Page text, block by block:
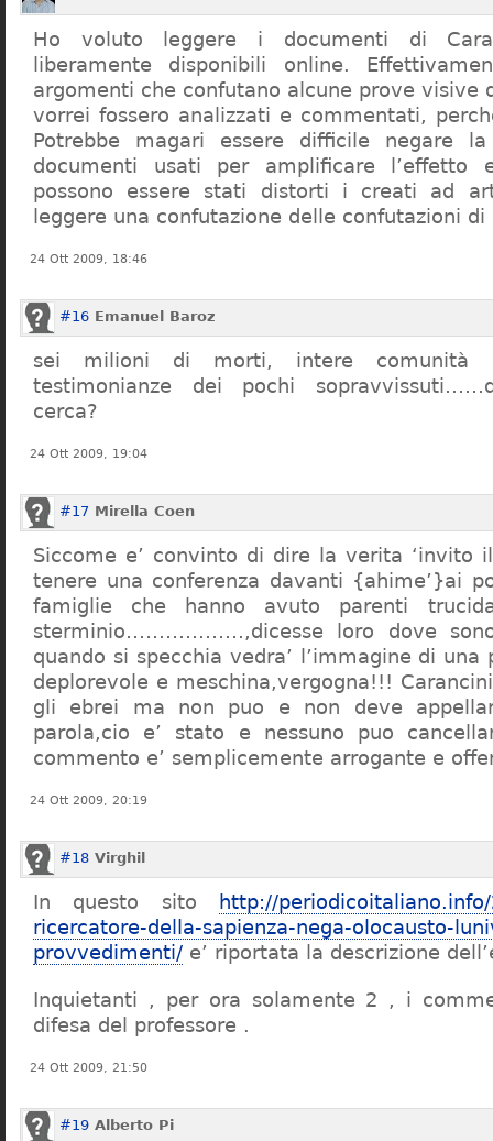
Ho voluto leggere i documenti di
liberamente disponibili online.
argomenti che confutano alcune prove visive
vorrei fossero analizzati e commentati,
Potrebbe magari essere difficile negare
documenti usati per amplificare l’effetto
possono essere stati distorti i creati ad
leggere una confutazione delle confutazioni di
24 Ott 2009, 18:46
#16 Emanuel Baroz
sei milioni di morti, intere comunità
testimonianze dei pochi
cerca?
24 Ott 2009, 19:04
#17 Mirella Coen
Siccome e’ convinto di dire la verita ‘invito
tenere una conferenza davanti {ahime’}ai
famiglie che hanno avuto parenti
sterminio………………,dicesse loro dove
quando si specchia vedra’ l’immagine di una
deplorevole e meschina,vergogna!!!
gli ebrei ma non puo e non deve
parola,cio e’ stato e nessuno puo
commento e’ semplicemente arrogante e
24 Ott 2009, 20:19
#18 Virghil
In questo sito
http://
ricercatore-della-sapienza-nega-olocausto-
provvedimenti/ e’ riportata la descrizione
Inquietanti , per ora solamente 2 , i
difesa del professore .
24 Ott 2009, 21:50
#19 Alberto Pi